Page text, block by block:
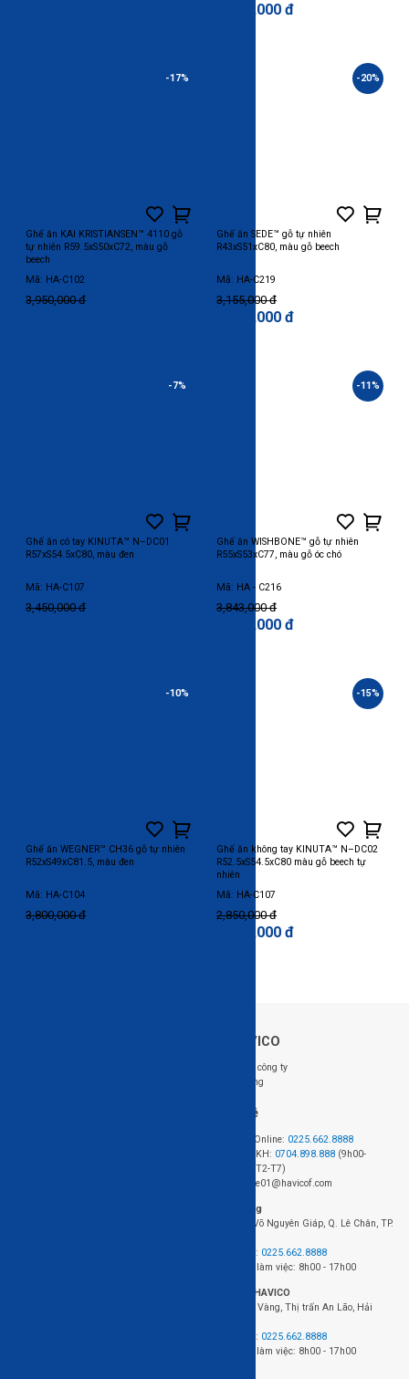
2,600,000 đ
-17%
Ghế ăn KAI KRISTIANSEN™ 4110 gỗ
tự nhiên R59.5xS50xC72, màu gỗ
beech
Mã: HA-C102
3,950,000 đ
-20%
Ghế ăn SEDE™ gỗ tự nhiên
R43xS51xC80, màu gỗ beech
Mã: HA-C219
3,155,000 đ
2,500,000 đ
-7%
Ghế ăn có tay KINUTA™ N–DC01
R57xS54.5xC80, màu đen
Mã: HA-C107
3,450,000 đ
-11%
Ghế ăn WISHBONE™ gỗ tự nhiên
R55xS53xC77, màu gỗ óc chó
Mã: HA - C216
3,843,000 đ
3,400,000 đ
-10%
Ghế ăn WEGNER™ CH36 gỗ tự nhiên
R52xS49xC81.5, màu đen
Mã: HA-C104
3,800,000 đ
-15%
Ghế ăn không tay KINUTA™ N–DC02
R52.5xS54.5xC80 màu gỗ beech tự
nhiên
Mã: HA-C107
2,850,000 đ
2,400,000 đ
Về HAVICO
Giới thiệu công ty
Tuyển dụng
Liên hệ
Đặt hàng Online: 0225.662.8888
Hotline CSKH: 0704.898.888 (9h00-
18h00, từ T2-T7)
Email: sale01@havicof.com
Văn phòng
423+424 Võ Nguyên Giáp, Q. Lê Chân, TP.
Điện thoại: 0225.662.8888
Thời gian làm việc: 8h00 - 17h00
Nhà máy HAVICO
Chân Cầu Vàng, Thị trấn An Lão, Hải
Điện thoại: 0225.662.8888
Thời gian làm việc: 8h00 - 17h00